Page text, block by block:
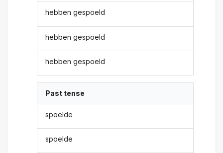
hebben gespoeld
hebben gespoeld
hebben gespoeld
Past tense
spoelde
spoelde